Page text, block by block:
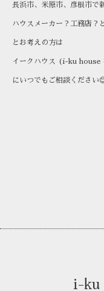
長浜市、米原市、彦根市で
ハウスメーカー？工務店？
とお考えの方は
イークハウス (i-ku house
にいつでもご相談ください
i-ku